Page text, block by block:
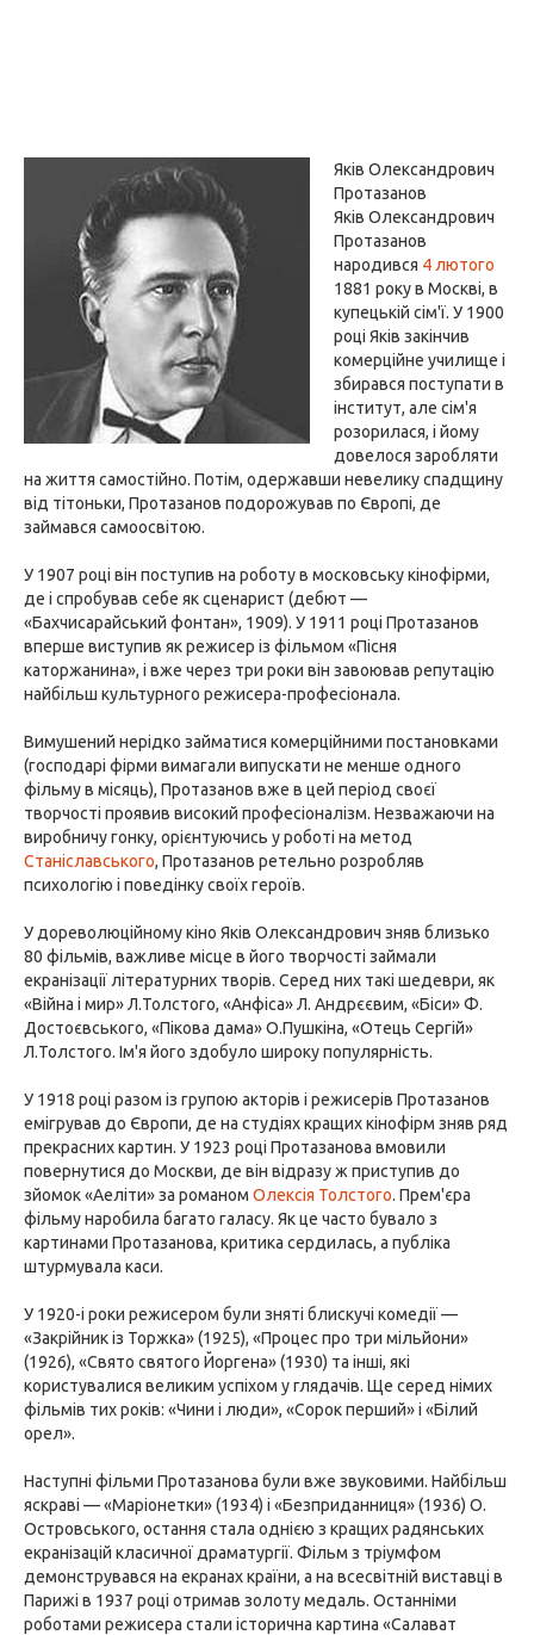
Яків Олександрович
Протазанов
Яків Олександрович
Протазанов
народився 4 лютого
1881 року в Москві, в
купецькій сім'ї. У 1900
році Яків закінчив
комерційне училище і
збирався поступати в
інститут, але сім'я
розорилася, і йому
довелося заробляти
на життя самостійно. Потім, одержавши невелику спадщину
від тітоньки, Протазанов подорожував по Європі, де
займався самоосвітою.
У 1907 році він поступив на роботу в московську кінофірми,
де і спробував себе як сценарист (дебют —
«Бахчисарайський фонтан», 1909). У 1911 році Протазанов
вперше виступив як режисер із фільмом «Пісня
каторжанина», і вже через три роки він завоював репутацію
найбільш культурного режисера-професіонала.
Вимушений нерідко займатися комерційними постановками
(господарі фірми вимагали випускати не менше одного
фільму в місяць), Протазанов вже в цей період своєї
творчості проявив високий професіоналізм. Незважаючи на
виробничу гонку, орієнтуючись у роботі на метод
Станіславського, Протазанов ретельно розробляв
психологію і поведінку своїх героїв.
У дореволюційному кіно Яків Олександрович зняв близько
80 фільмів, важливе місце в його творчості займали
екранізації літературних творів. Серед них такі шедеври, як
«Війна і мир» Л.Толстого, «Анфіса» Л. Андрєєвим, «Біси» Ф.
Достоєвського, «Пікова дама» О.Пушкіна, «Отець Сергій»
Л.Толстого. Ім'я його здобуло широку популярність.
У 1918 році разом із групою акторів і режисерів Протазанов
емігрував до Європи, де на студіях кращих кінофірм зняв ряд
прекрасних картин. У 1923 році Протазанова вмовили
повернутися до Москви, де він відразу ж приступив до
зйомок «Аеліти» за романом Олексія Толстого. Прем'єра
фільму наробила багато галасу. Як це часто бувало з
картинами Протазанова, критика сердилась, а публіка
штурмувала каси.
У 1920-і роки режисером були зняті блискучі комедії —
«Закрійник із Торжка» (1925), «Процес про три мільйони»
(1926), «Свято святого Йоргена» (1930) та інші, які
користувалися великим успіхом у глядачів. Ще серед німих
фільмів тих років: «Чини і люди», «Сорок перший» і «Білий
орел».
Наступні фільми Протазанова були вже звуковими. Найбільш
яскраві — «Маріонетки» (1934) і «Безприданниця» (1936) О.
Островського, остання стала однією з кращих радянських
екранізацій класичної драматургії. Фільм з тріумфом
демонструвався на екранах країни, а на всесвітній виставці в
Парижі в 1937 році отримав золоту медаль. Останніми
роботами режисера стали історична картина «Салават